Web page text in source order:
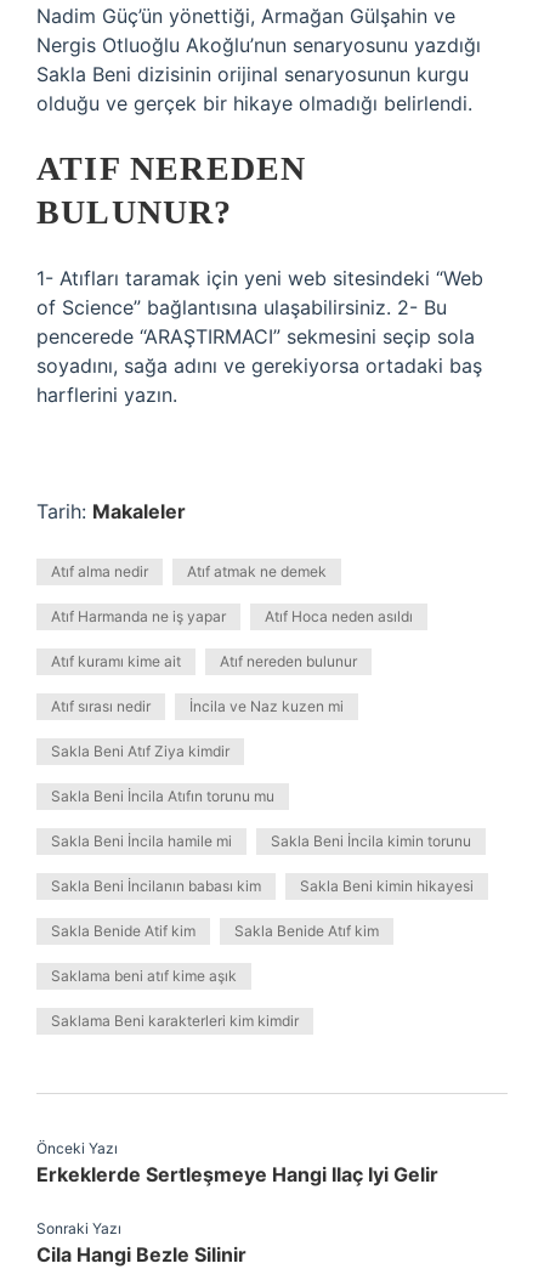
Nadim Güç’ün yönettiği, Armağan Gülşahin ve
Nergis Otluoğlu Akoğlu’nun senaryosunu yazdığı
Sakla Beni dizisinin orijinal senaryosunun kurgu
olduğu ve gerçek bir hikaye olmadığı belirlendi.
ATIF NEREDEN
BULUNUR?
1- Atıfları taramak için yeni web sitesindeki “Web
of Science” bağlantısına ulaşabilirsiniz. 2- Bu
pencerede “ARAŞTIRMACI” sekmesini seçip sola
soyadını, sağa adını ve gerekiyorsa ortadaki baş
harflerini yazın.
Tarih: Makaleler
Atıf alma nedir Atıf atmak ne demek
Atıf Harmanda ne iş yapar Atıf Hoca neden asıldı
Atıf kuramı kime ait Atıf nereden bulunur
Atıf sırası nedir İncila ve Naz kuzen mi
Sakla Beni Atıf Ziya kimdir
Sakla Beni İncila Atıfın torunu mu
Sakla Beni İncila hamile mi Sakla Beni İncila kimin torunu
Sakla Beni İncilanın babası kim Sakla Beni kimin hikayesi
Sakla Benide Atif kim Sakla Benide Atıf kim
Saklama beni atıf kime aşık
Saklama Beni karakterleri kim kimdir
Önceki Yazı
Erkeklerde Sertleşmeye Hangi Ilaç Iyi Gelir
Sonraki Yazı
Cila Hangi Bezle Silinir